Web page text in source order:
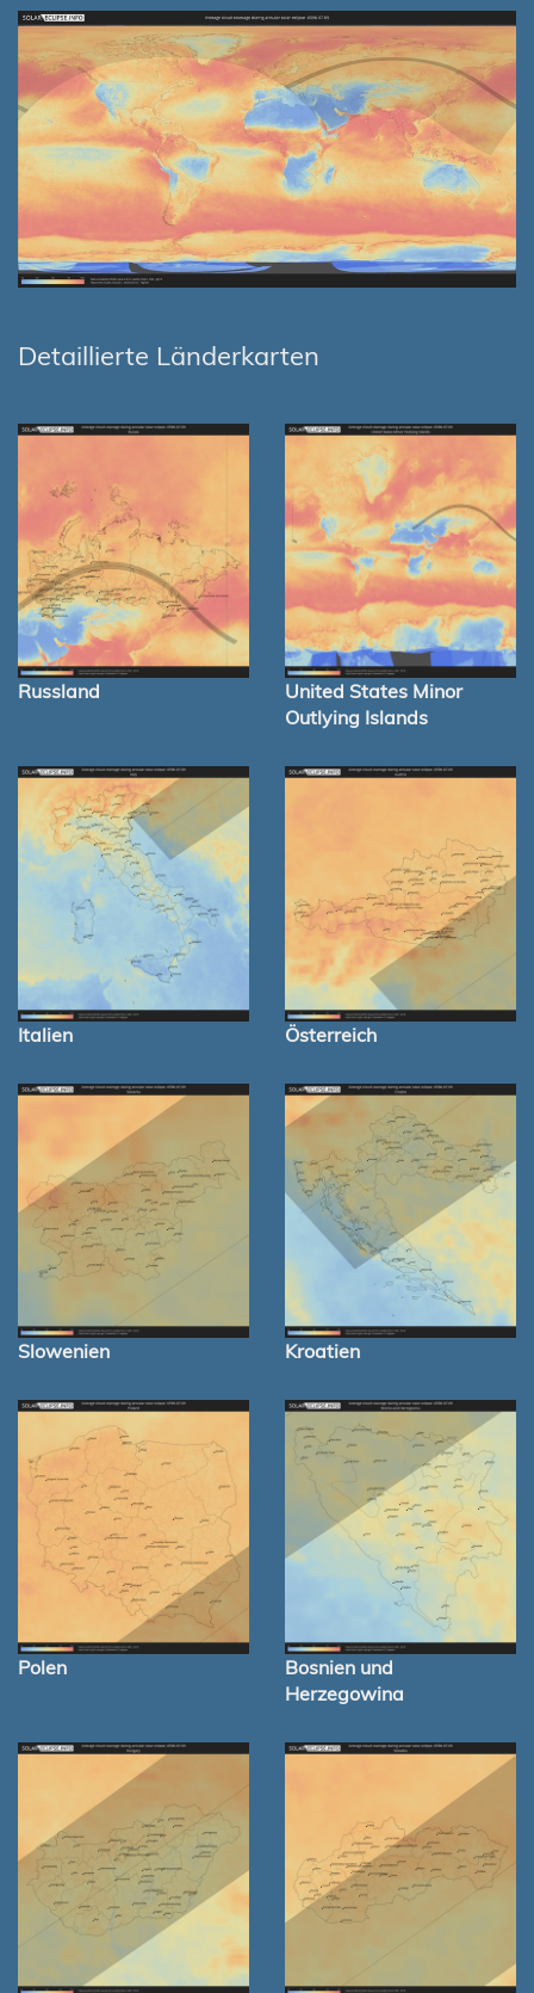
Detaillierte Länderkarten
Russland
United States Minor
Outlying Islands
Italien Österreich
Slowenien Kroatien
Polen
Bosnien und
Herzegowina